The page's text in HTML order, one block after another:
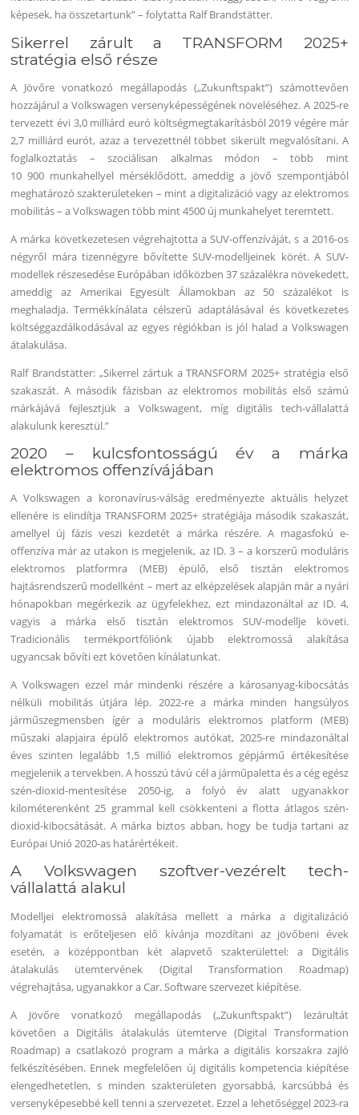
képesek, ha összetartunk” – folytatta Ralf Brandstätter.
Sikerrel zárult a TRANSFORM 2025+
stratégia első része
A Jövőre vonatkozó megállapodás („Zukunftspakt”) számottevően
hozzájárul a Volkswagen versenyképességének növeléséhez. A 2025-re
tervezett évi 3,0 milliárd euró költségmegtakarításból 2019 végére már
2,7 milliárd eurót, azaz a tervezettnél többet sikerült megvalósítani. A
foglalkoztatás – szociálisan alkalmas módon – több mint
10 900 munkahellyel mérséklődött, ameddig a jövő szempontjából
meghatározó szakterületeken – mint a digitalizáció vagy az elektromos
mobilitás – a Volkswagen több mint 4500 új munkahelyet teremtett.
A márka következetesen végrehajtotta a SUV-offenzíváját, s a 2016-os
négyről mára tizennégyre bővítette SUV-modelljeinek körét. A SUV-
modellek részesedése Európában időközben 37 százalékra növekedett,
ameddig az Amerikai Egyesült Államokban az 50 százalékot is
meghaladja. Termékkínálata célszerű adaptálásával és következetes
költséggazdálkodásával az egyes régiókban is jól halad a Volkswagen
átalakulása.
Ralf Brandstätter: „Sikerrel zártuk a TRANSFORM 2025+ stratégia első
szakaszát. A második fázisban az elektromos mobilitás első számú
márkájává fejlesztjük a Volkswagent, míg digitális tech-vállalattá
alakulunk keresztül.”
2020 – kulcsfontosságú év a márka
elektromos offenzívájában
A Volkswagen a koronavírus-válság eredményezte aktuális helyzet
ellenére is elindítja TRANSFORM 2025+ stratégiája második szakaszát,
amellyel új fázis veszi kezdetét a márka részére. A magasfokú e-
offenzíva már az utakon is megjelenik, az ID. 3 – a korszerű moduláris
elektromos platformra (MEB) épülő, első tisztán elektromos
hajtásrendszerű modellként – mert az elképzelések alapján már a nyári
hónapokban megérkezik az ügyfelekhez, ezt mindazonáltal az ID. 4,
vagyis a márka első tisztán elektromos SUV-modellje követi.
Tradicionális termékportfóliónk újabb elektromossá alakítása
ugyancsak bővíti ezt követően kínálatunkat.
A Volkswagen ezzel már mindenki részére a károsanyag-kibocsátás
nélküli mobilitás útjára lép. 2022-re a márka minden hangsúlyos
járműszegmensben ígér a moduláris elektromos platform (MEB)
műszaki alapjaira épülő elektromos autókat, 2025-re mindazonáltal
éves szinten legalább 1,5 millió elektromos gépjármű értékesítése
megjelenik a tervekben. A hosszú távú cél a járműpaletta és a cég egész
szén-dioxid-mentesítése 2050-ig, a folyó év alatt ugyanakkor
kilométerenként 25 grammal kell csökkenteni a flotta átlagos szén-
dioxid-kibocsátását. A márka biztos abban, hogy be tudja tartani az
Európai Unió 2020-as határértékeit.
A Volkswagen szoftver-vezérelt tech-
vállalattá alakul
Modelljei elektromossá alakítása mellett a márka a digitalizáció
folyamatát is erőteljesen elő kívánja mozdítani az jövőbeni évek
esetén, a középpontban két alapvető szakterülettel: a Digitális
átalakulás ütemtervének (Digital Transformation Roadmap)
végrehajtása, ugyanakkor a Car. Software szervezet kiépítése.
A Jövőre vonatkozó megállapodás („Zukunftspakt”) lezárultát
követően a Digitális átalakulás ütemterve (Digital Transformation
Roadmap) a csatlakozó program a márka a digitális korszakra zajló
felkészítésében. Ennek megfelelően új digitális kompetencia kiépítése
elengedhetetlen, s minden szakterületen gyorsabbá, karcsúbbá és
versenyképesebbé kell tenni a szervezetet. Ezzel a lehetőséggel 2023-ra